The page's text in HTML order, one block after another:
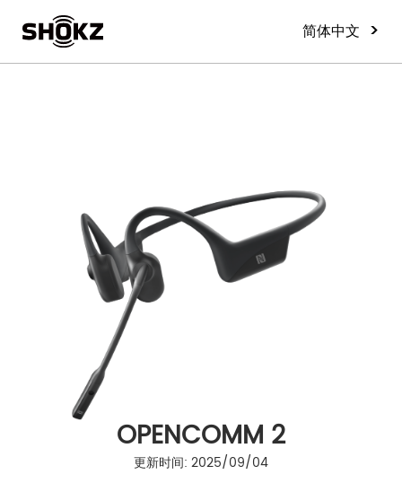
简体中文 >
OPENCOMM 2
更新时间: 2025/09/04